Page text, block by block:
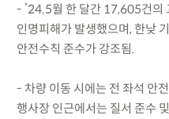
- ’24.5월 한 달간 17,605건의
인명피해가 발생했으며, 한낮
안전수칙 준수가 강조됨.
- 차량 이동 시에는 전 좌석 안
행사장 인근에서는 질서 준수